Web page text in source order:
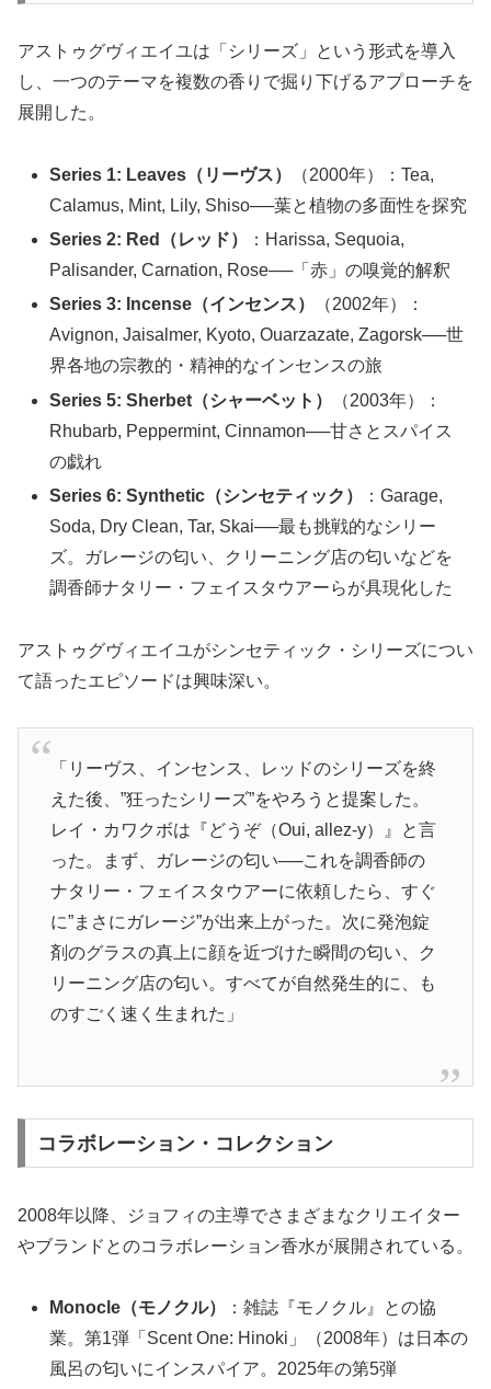
アストゥグヴィエイユは「シリーズ」という形式を導入
し、一つのテーマを複数の香りで掘り下げるアプローチを
展開した。
Series 1: Leaves（リーヴス）
（2000年）：Tea,
Calamus, Mint, Lily, Shiso──葉と植物の多面性を探究
Series 2: Red（レッド）
：Harissa, Sequoia,
Palisander, Carnation, Rose──「赤」の嗅覚的解釈
Series 3: Incense（インセンス）
（2002年）：
Avignon, Jaisalmer, Kyoto, Ouarzazate, Zagorsk──世
界各地の宗教的・精神的なインセンスの旅
Series 5: Sherbet（シャーベット）
（2003年）：
Rhubarb, Peppermint, Cinnamon──甘さとスパイス
の戯れ
Series 6: Synthetic（シンセティック）
：Garage,
Soda, Dry Clean, Tar, Skai──最も挑戦的なシリー
ズ。ガレージの匂い、クリーニング店の匂いなどを
調香師ナタリー・フェイスタウアーらが具現化した
アストゥグヴィエイユがシンセティック・シリーズについ
て語ったエピソードは興味深い。
「リーヴス、インセンス、レッドのシリーズを終
えた後、”狂ったシリーズ”をやろうと提案した。
レイ・カワクボは『どうぞ（Oui, allez-y）』と言
った。まず、ガレージの匂い──これを調香師の
ナタリー・フェイスタウアーに依頼したら、すぐ
に”まさにガレージ”が出来上がった。次に発泡錠
剤のグラスの真上に顔を近づけた瞬間の匂い、ク
リーニング店の匂い。すべてが自然発生的に、も
のすごく速く生まれた」
コラボレーション・コレクション
2008年以降、ジョフィの主導でさまざまなクリエイター
やブランドとのコラボレーション香水が展開されている。
Monocle（モノクル）
：雑誌『モノクル』との協
業。第1弾「Scent One: Hinoki」（2008年）は日本の
風呂の匂いにインスパイア。2025年の第5弾